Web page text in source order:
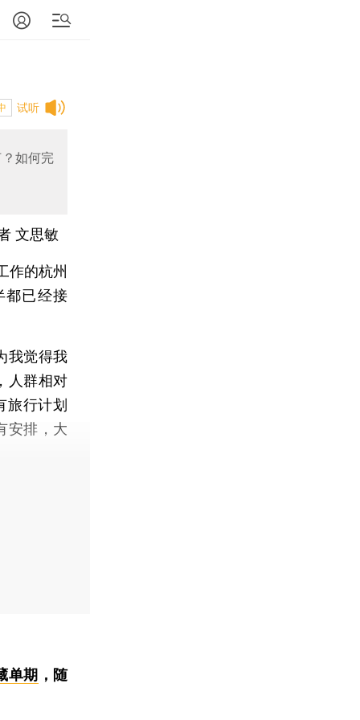
试听
如何完
文思敏
作的杭州
都已经接
我觉得我
人群相对
旅行计划
安排，大
单期 ，随